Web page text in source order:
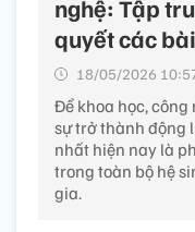
nghệ: Tập
quyết các
18/05/2026
Để khoa học,
sự trở thành động
nhất hiện nay là
trong toàn bộ hệ
gia.